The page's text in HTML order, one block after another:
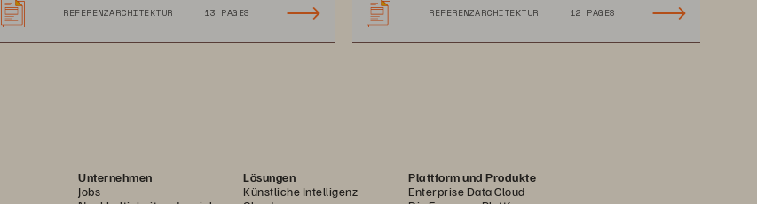
REFERENZARCHITEKTUR 13 PAGES REFERENZARCHITEKTUR 12 PAGES
Unternehmen
Jobs
Lösungen
Künstliche Intelligenz
Plattform und Produkte
Enterprise Data Cloud